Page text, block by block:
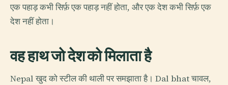
एक पहाड़ कभी सिर्फ़ एक पहाड़ नहीं होता, और एक देश कभी सिर्फ़ एक
देश नहीं होता।
वह हाथ जो देश को मिलाता है
Nepal खुद को स्टील की थाली पर समझाता है। Dal bhat चावल,